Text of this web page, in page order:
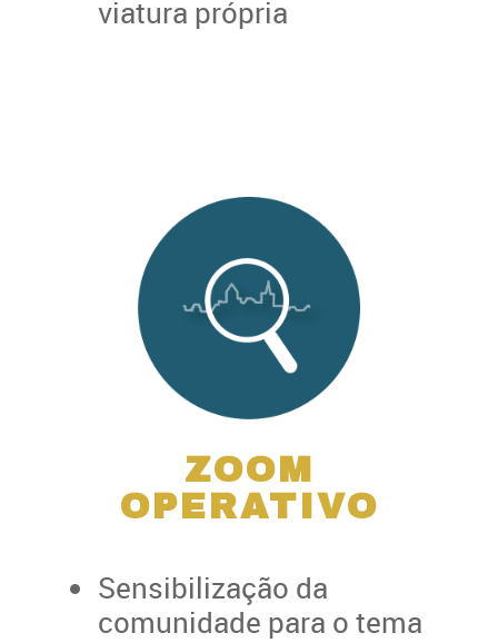
viatura própria
ZOOM
OPERATIVO
Sensibilização da
comunidade para o tema